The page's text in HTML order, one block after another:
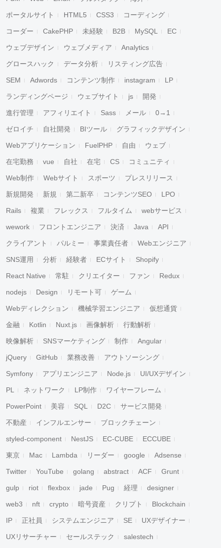
ポータルサイト HTML5 CSS3 コーディング
コーダー CakePHP 未経験 B2B MySQL EC
ウェブデザイン ウェブメディア Analytics
グロースハック データ分析 リスティング広告
SEM Adwords コンテンツ制作 instagram LP
ランディングページ ウェブサイト js 開発
進行管理 アフィリエイト Sass メール 0→1
ゼロイチ 自社開発 BIツール グラフィックデザイン
Webアプリケーション FuelPHP 自由 ウェブ
在宅勤務 vue 自社 在宅 CS コミュニティ
Web制作 Webサイト スポーツ プレスリリース
新規開発 新規 第二新卒 コンテンツSEO LPO
Rails 複業 フレックス フルタイム webサービス
wework フロントエンジニア 決済 Java API
クライアント パルミー 事業責任者 Webエンジニア
SNS運用 分析 経験者 ECサイト Shopify
React Native 常駐 クリエイター ファン Redux
nodejs Design リモート可 ゲーム
Webディレクション 機械学習エンジニア 仮想通貨
金融 Kotlin Nuxt.js 画像解析 行動解析
映像解析 SNSマーケティング 制作 Angular
jQuery GitHub 業務改善 アウトソーシング
Symfony アプリエンジニア Node.js UI/UXデザイン
PL ネットワーク LP制作 ワイヤーフレーム
PowerPoint 美容 SQL D2C サービス開発
不動産 インフルエンサー ブロックチェーン
styled-component NestJS EC-CUBE ECCUBE
東京 Mac Lambda リーダー google Adsense
Twitter YouTube golang abstract ACF Grunt
gulp riot flexbox jade Pug 経理 designer
web3 nft crypto 暗号資産 クリプト Blockchain
IP 正社員 システムエンジニア SE UXデザイナー
UXリサーチャー セールステック salestech